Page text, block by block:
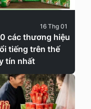
các thương hiệu
tiếng trên thế
tín nhất
16 Thg 01